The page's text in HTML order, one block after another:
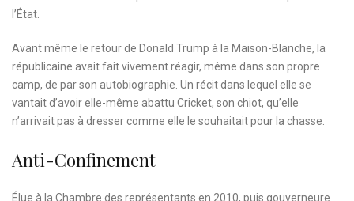
l’État.
Avant même le retour de Donald Trump à la Maison-Blanche, la
républicaine avait fait vivement réagir, même dans son propre
camp, de par son autobiographie. Un récit dans lequel elle se
vantait d’avoir elle-même abattu Cricket, son chiot, qu’elle
n’arrivait pas à dresser comme elle le souhaitait pour la chasse.
Anti-Confinement
Élue à la Chambre des représentants en 2010, puis gouverneure